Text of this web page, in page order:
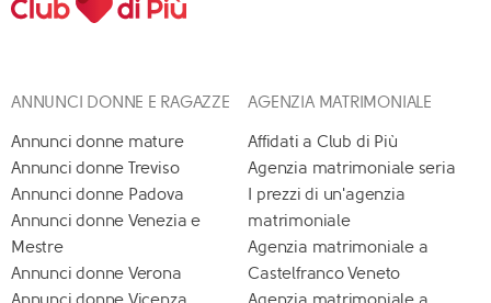
ANNUNCI DONNE E RAGAZZE
Annunci donne mature
Annunci donne Treviso
Annunci donne Padova
Annunci donne Venezia e
Mestre
Annunci donne Verona
AGENZIA MATRIMONIALE
Affidati a Club di Più
Agenzia matrimoniale seria
I prezzi di un'agenzia
matrimoniale
Agenzia matrimoniale a
Castelfranco Veneto